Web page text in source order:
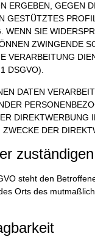
ERGEBEN, GEGEN
GESTÜTZTES
WENN SIE
ZWINGENDE
VERARBEITUNG
DSGVO).
DATEN
DIREKTWERBUNG
DER
steht den
Orts des